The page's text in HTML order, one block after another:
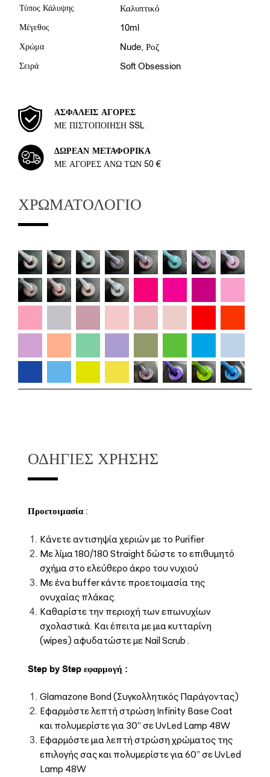
Τύπος Κάλυψης Καλυπτικό
Μέγεθος 10ml
Χρώμα Nude, Ροζ
Σειρά Soft Obsession
ΑΣΦΑΛΕΊΣ ΑΓΟΡΈΣ
ΜΕ ΠΙΣΤΟΠΟΊΗΣΗ SSL
ΔΩΡΕΆΝ ΜΕΤΑΦΟΡΙΚΆ
ΜΕ ΑΓΟΡΈΣ ΆΝΩ ΤΩΝ 50 €
ΧΡΩΜΑΤΟΛΌΓΙΟ
ΟΔΗΓΊΕΣ ΧΡΉΣΗΣ
Προετοιμασία:
Κάνετε αντισηψία χεριών με το Purifier
Με λίμα 180/180 Straight δώστε το επιθυμητό
σχήμα στο ελεύθερο άκρο του νυχιού
Με ένα buffer κάντε προετοιμασία της
ονυχαίας πλάκας.
Καθαρίστε την περιοχή των επωνυχίων
σχολαστικά. Και έπειτα με μια κυτταρίνη
(wipes) αφυδατώστε με Nail Scrub .
Step by Step εφαρμογή :
Glamazone Bond (Συγκολλητικός Παράγοντας)
Εφαρμόστε λεπτή στρώση Infinity Base Coat
και πολυμερίστε για 30’’ σε UvLed Lamp 48W
Εφαρμόστε μια λεπτή στρώση χρώματος της
επιλογής σας και πολυμερίστε για 60’’ σε UvLed
Lamp 48W